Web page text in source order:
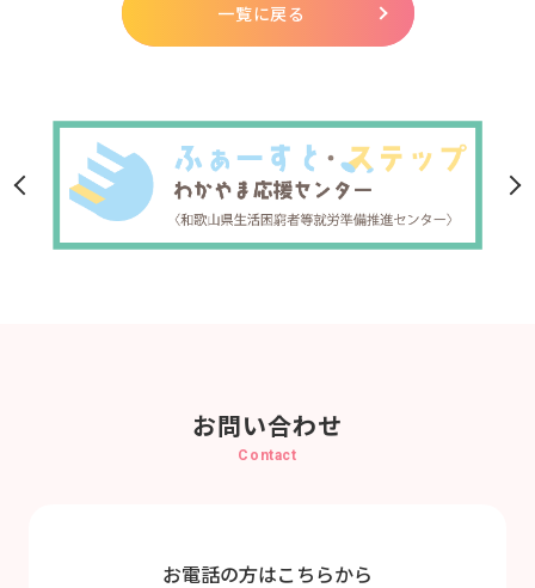
一覧に戻る
お問い合わせ
Contact
お電話の方はこちらから